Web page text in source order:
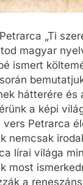
„Ti
magyar
ismert
hátterére
a képi
Petrarca
nemcsak
lírai világa
most
a